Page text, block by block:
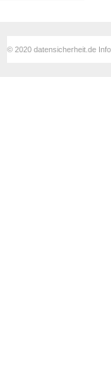
© 2020 datensicherheit.de